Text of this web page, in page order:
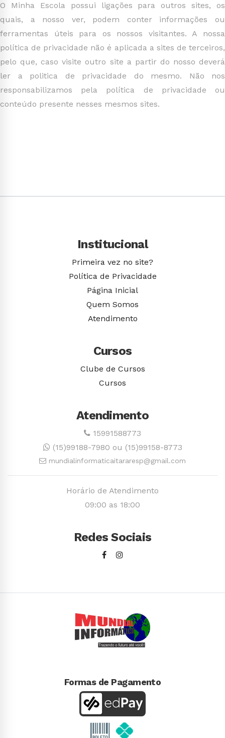
O Minha Escola possui ligações para outros sites, os
quais, a nosso ver, podem conter informações ou
ferramentas úteis para os nossos visitantes. A nossa
política de privacidade não é aplicada a sites de terceiros,
pelo que, caso visite outro site a partir do nosso deverá
ler a politica de privacidade do mesmo. Não nos
responsabilizamos pela política de privacidade ou
conteúdo presente nesses mesmos sites.
Institucional
Primeira vez no site?
Política de Privacidade
Página Inicial
Quem Somos
Atendimento
Cursos
Clube de Cursos
Cursos
Atendimento
15991588773
(15)99188-7980 ou (15)99158-8773
mundialinformaticaitararesp@gmail.com
Horário de Atendimento
09:00 as 18:00
Redes Sociais
Formas de Pagamento